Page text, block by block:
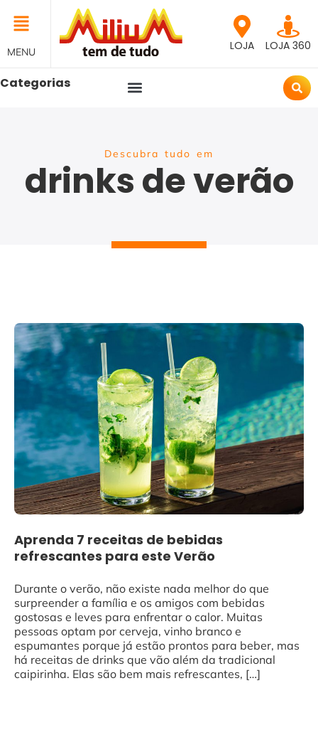
MENU LOJA LOJA 360
Categorias
Descubra tudo em
drinks de verão
Aprenda 7 receitas de bebidas
refrescantes para este Verão
Durante o verão, não existe nada melhor do que
surpreender a família e os amigos com bebidas
gostosas e leves para enfrentar o calor. Muitas
pessoas optam por cerveja, vinho branco e
espumantes porque já estão prontos para beber, mas
há receitas de drinks que vão além da tradicional
caipirinha. Elas são bem mais refrescantes, […]